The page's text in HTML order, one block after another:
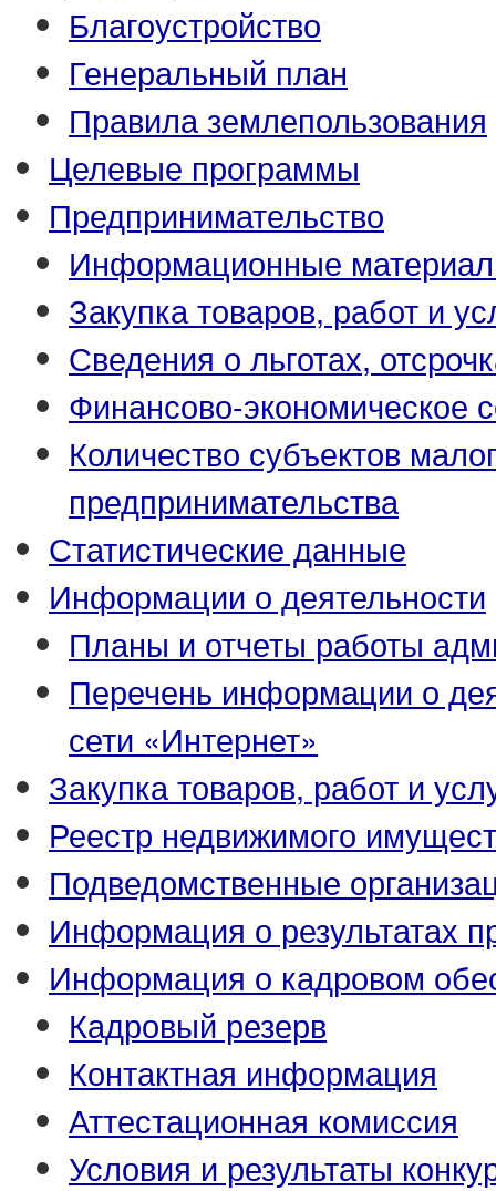
Благоустройство
Генеральный план
Правила землепользования
Целевые программы
Предпринимательство
Информационные
Закупка товаров, работ и
Сведения о льготах,
Финансово-экономическое
Количество субъектов
предпринимательства
Статистические данные
Информации о деятельности
Планы и отчеты работы
Перечень информации о
сети «Интернет»
Закупка товаров, работ и
Реестр недвижимого
Подведомственные
Информация о результатах
Информация о кадровом
Кадровый резерв
Контактная информация
Аттестационная комиссия
Условия и результаты